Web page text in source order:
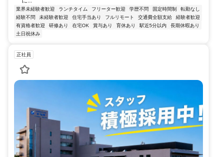
業界未経験者歓迎 ランチタイム フリーター歓迎 学歴不問 固定時間制
転勤なし
経験不問
未経験者歓迎 住宅手当あり フルリモート 交通費全額支給
経験者歓迎
有資格者歓迎
研修あり 在宅OK 賞与あり 育休あり 駅近5分以内
長期休暇あり
土日祝休み
正社員